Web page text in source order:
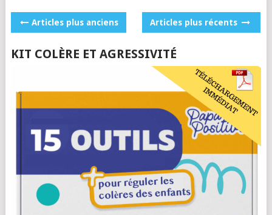
POSTS
Articles plus anciens Articles plus récents
KIT COLÈRE ET AGRESSIVITÉ